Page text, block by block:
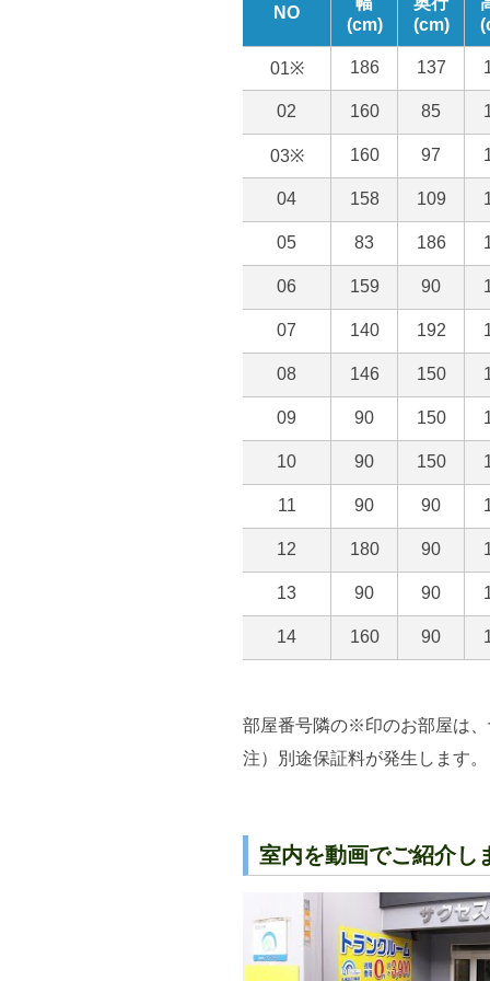
部屋番号隣の※印のお部屋は
注）別途保証料が発生します。
室内を動画でご紹介し